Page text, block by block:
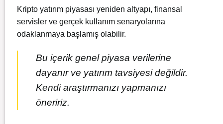
Kripto yatırım piyasası yeniden altyapı, finansal
servisler ve gerçek kullanım senaryolarına
odaklanmaya başlamış olabilir.
Bu içerik genel piyasa verilerine
dayanır ve yatırım tavsiyesi değildir.
Kendi araştırmanızı yapmanızı
öneririz.